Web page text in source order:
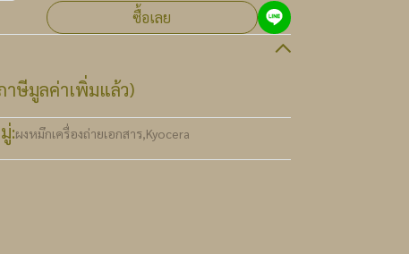
ซื้อเลย
าษีมูลค่าเพิ่มแล้ว)
:ผงหมึกเครื่องถ่ายเอกสาร,Kyocera